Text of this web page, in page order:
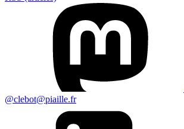
@clebot@piaille.fr